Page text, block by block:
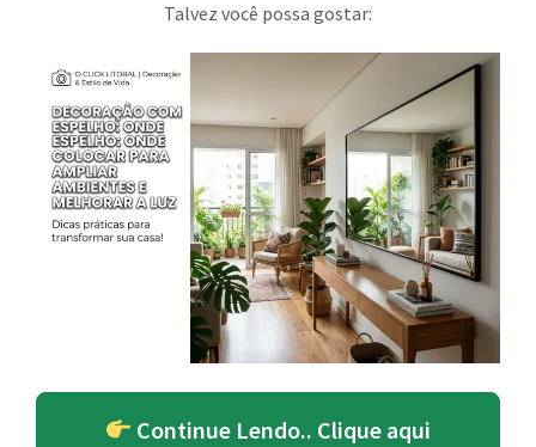
Talvez você possa gostar:
Continue Lendo.. Clique aqui